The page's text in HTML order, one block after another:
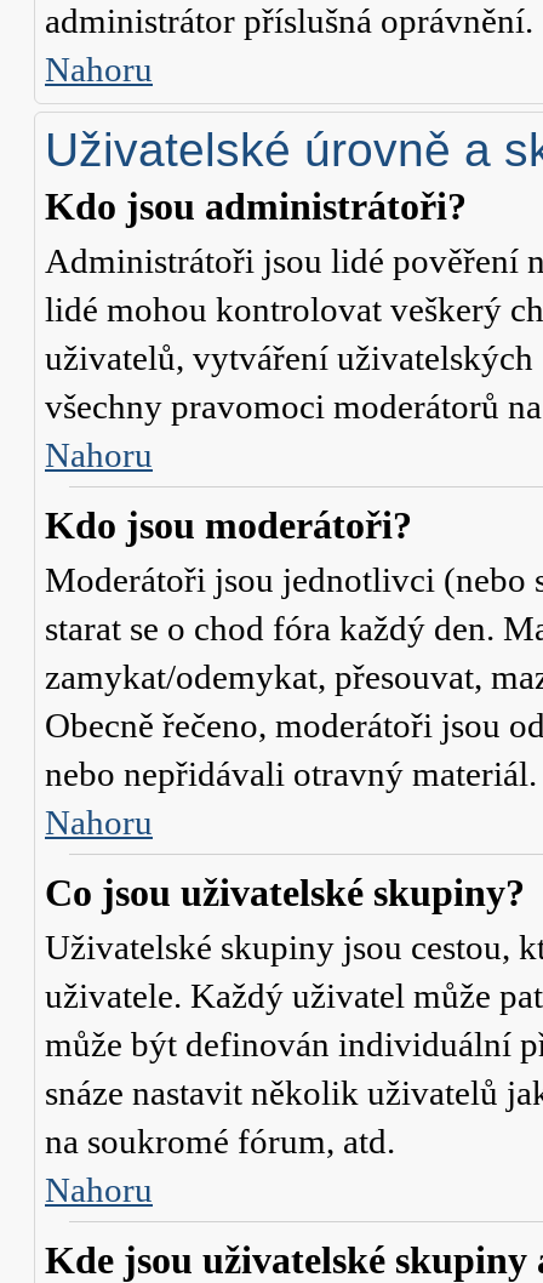
administrátor příslušná oprávnění.
Nahoru
Uživatelské úrovně a
Kdo jsou administrátoři?
Administrátoři jsou lidé pověření
lidé mohou kontrolovat veškerý
uživatelů, vytváření
všechny pravomoci moderátorů
Nahoru
Kdo jsou moderátoři?
Moderátoři jsou jednotlivci (nebo
starat se o chod fóra každý den.
zamykat/odemykat, přesouvat,
Obecně řečeno, moderátoři jsou
nebo nepřidávali otravný materiál.
Nahoru
Co jsou uživatelské skupiny?
Uživatelské skupiny jsou cestou,
uživatele. Každý uživatel může
může být definován individuální
snáze nastavit několik uživatelů
na soukromé fórum, atd.
Nahoru
Kde jsou uživatelské